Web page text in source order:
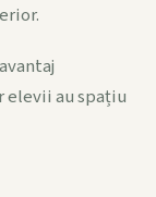
au spațiu